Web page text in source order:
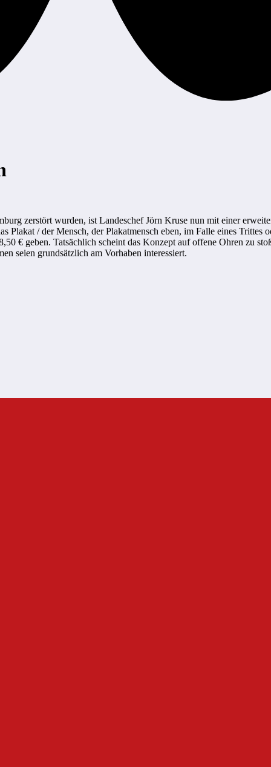
zerstört wurden, ist Landeschef Jörn Kruse nun mit einer
Plakat / der Mensch, der Plakatmensch eben, im Falle eines
€ geben. Tatsächlich scheint das Konzept auf offene Ohren zu
seien grundsätzlich am Vorhaben interessiert.